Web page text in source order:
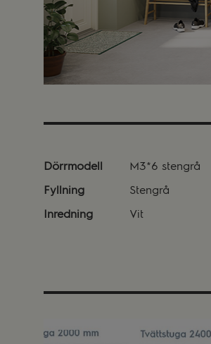
Dörrmodell
M3*6 stengrå
Fyllning
Stengrå
Inredning
Vit